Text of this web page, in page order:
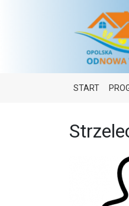
Main Navigation
START